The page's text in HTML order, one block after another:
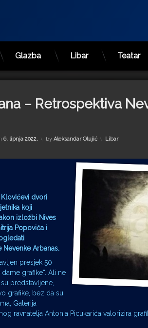
Glazba Libar Teatar
– Retrospektiva
6. lipnja 2022. by Aleksandar Olujić Kategorije:
Libar
Klovićevi dvori
koji
izložbi Nives
Popovića i
Arbanas.
presjek 50
grafike“. Ali ne
predstavljene,
grafike, bez da su
Galerija
ravnatelja Antonia Picukarića valorizira